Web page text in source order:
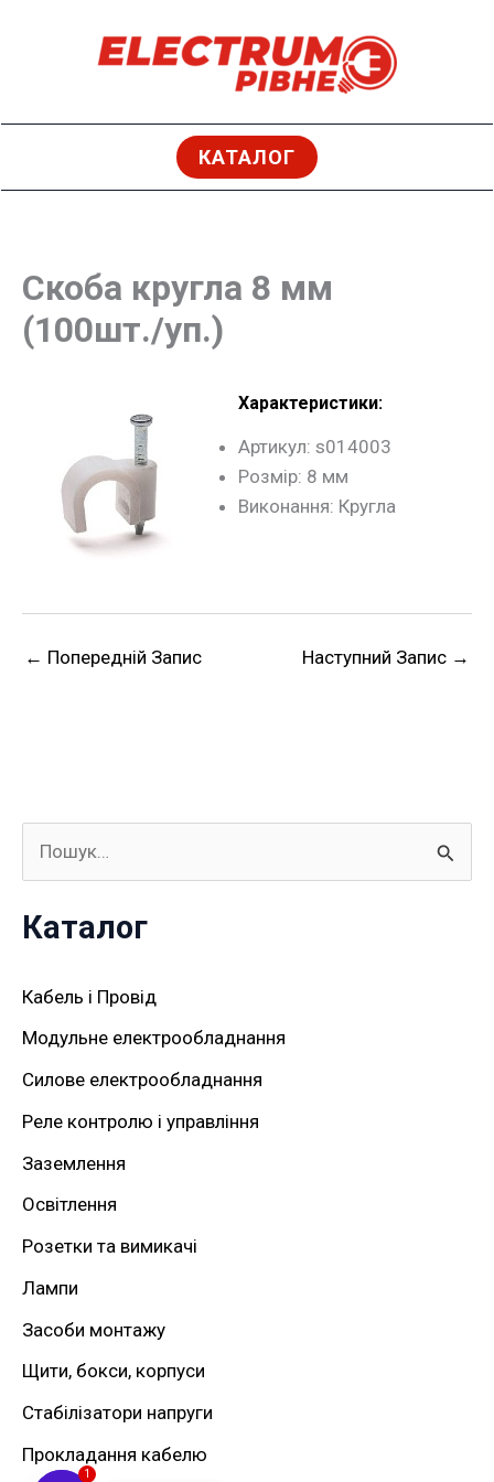
КАТАЛОГ
к
т
и
:
Каталог
Кабель і Провід
Модульне електрообладнання
Силове електрообладнання
Реле контролю і управління
Заземлення
Освітлення
Розетки та вимикачі
Лампи
Засоби монтажу
Щити, бокси, корпуси
Стабілізатори напруги
Прокладання кабелю
Скоба кругла 8 мм
(100шт./уп.)
Характеристики:
Артикул: s014003
Розмір: 8 мм
Виконання: Кругла
← Попередній Запис Наступний Запис →
1